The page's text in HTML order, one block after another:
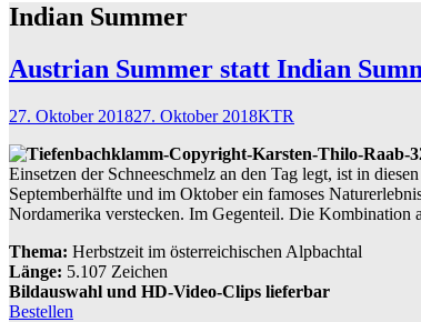
Indian Summer
Austrian Summer statt Indian
27. Oktober 201827. Oktober 2018KTR
Einsetzen der Schneeschmelz an den Tag legt, ist in
Septemberhälfte und im Oktober ein famoses
Nordamerika verstecken. Im Gegenteil. Die Kombination
Thema: Herbstzeit im österreichischen Alpbachtal
Länge: 5.107 Zeichen
Bildauswahl und HD-Video-Clips lieferbar
Bestellen